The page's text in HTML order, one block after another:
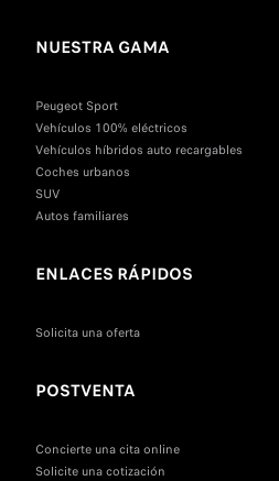
NUESTRA GAMA
Peugeot Sport
Vehículos 100% eléctricos
Vehículos híbridos auto recargables
Coches urbanos
SUV
Autos familiares
ENLACES RÁPIDOS
Solicita una oferta
POSTVENTA
Concierte una cita online
Solicite una cotización